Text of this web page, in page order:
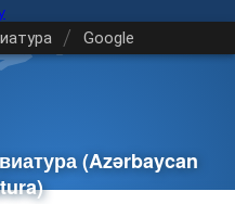
/ Google
(Azərbaycan